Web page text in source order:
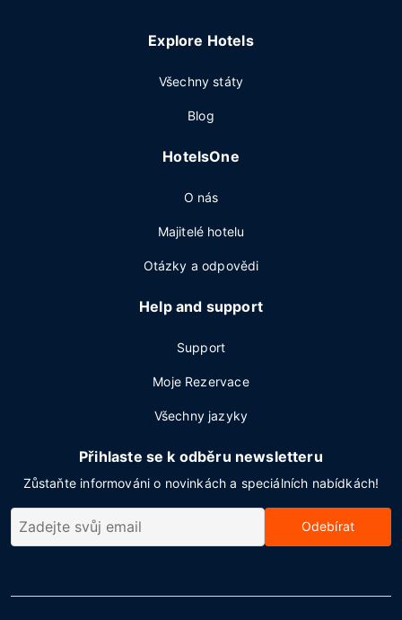
Explore Hotels
Všechny státy
Blog
HotelsOne
O nás
Majitelé hotelu
Otázky a odpovědi
Help and support
Support
Moje Rezervace
Všechny jazyky
Přihlaste se k odběru newsletteru
Zůstaňte informováni o novinkách a speciálních nabídkách!
Odebírat